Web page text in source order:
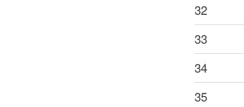
32
33
34
35